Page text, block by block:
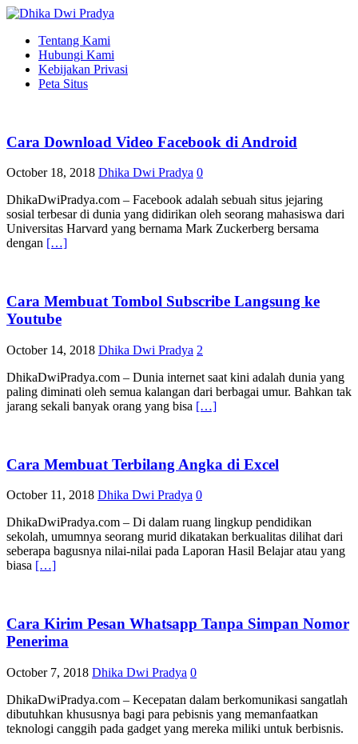
Tentang Kami
Hubungi Kami
Kebijakan Privasi
Peta Situs
Cara Download Video Facebook di Android
October 18, 2018 Dhika Dwi Pradya 0
DhikaDwiPradya.com – Facebook adalah sebuah situs jejaring
sosial terbesar di dunia yang didirikan oleh seorang mahasiswa dari
Universitas Harvard yang bernama Mark Zuckerberg bersama
dengan […]
Cara Membuat Tombol Subscribe Langsung ke
Youtube
October 14, 2018 Dhika Dwi Pradya 2
DhikaDwiPradya.com – Dunia internet saat kini adalah dunia yang
paling diminati oleh semua kalangan dari berbagai umur. Bahkan tak
jarang sekali banyak orang yang bisa […]
Cara Membuat Terbilang Angka di Excel
October 11, 2018 Dhika Dwi Pradya 0
DhikaDwiPradya.com – Di dalam ruang lingkup pendidikan
sekolah, umumnya seorang murid dikatakan berkualitas dilihat dari
seberapa bagusnya nilai-nilai pada Laporan Hasil Belajar atau yang
biasa […]
Cara Kirim Pesan Whatsapp Tanpa Simpan Nomor
Penerima
October 7, 2018 Dhika Dwi Pradya 0
DhikaDwiPradya.com – Kecepatan dalam berkomunikasi sangatlah
dibutuhkan khususnya bagi para pebisnis yang memanfaatkan
teknologi canggih pada gadget yang mereka miliki untuk berbisnis.